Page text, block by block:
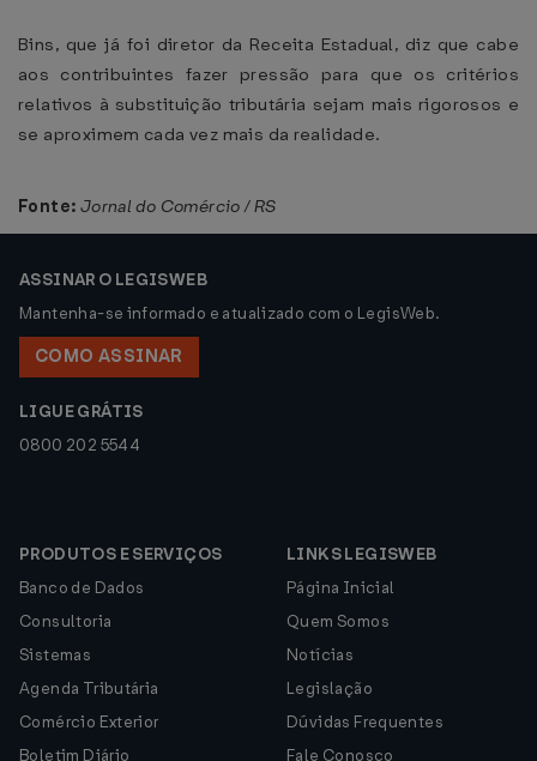
Bins, que já foi diretor da Receita Estadual, diz que cabe
aos contribuintes fazer pressão para que os critérios
relativos à substituição tributária sejam mais rigorosos e
se aproximem cada vez mais da realidade.
Fonte: Jornal do Comércio / RS
ASSINAR O LEGISWEB
Mantenha-se informado e atualizado com o LegisWeb.
COMO ASSINAR
LIGUE GRÁTIS
0800 202 5544
PRODUTOS E SERVIÇOS
Banco de Dados
Consultoria
Sistemas
Agenda Tributária
Comércio Exterior
Boletim Diário
LINKS LEGISWEB
Página Inicial
Quem Somos
Notícias
Legislação
Dúvidas Frequentes
Fale Conosco